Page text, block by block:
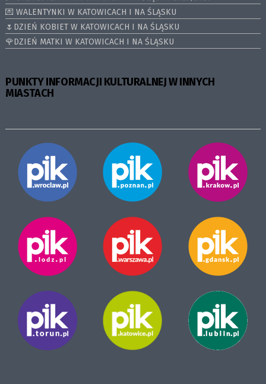
💌 WALENTYNKI W KATOWICACH I NA ŚLĄSKU
🌷DZIEŃ KOBIET W KATOWICACH I NA ŚLĄSKU
🌹DZIEŃ MATKI W KATOWICACH I NA ŚLĄSKU
PUNKTY INFORMACJI KULTURALNEJ W INNYCH
MIASTACH